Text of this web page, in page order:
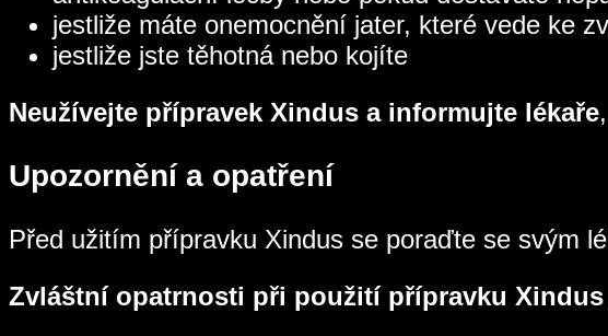
jestliže máte onemocnění jater, které vede ke
jestliže jste těhotná nebo kojíte
Neužívejte přípravek Xindus a informujte lékaře
Upozornění a opatření
Před užitím přípravku Xindus se poraďte se svým
Zvláštní opatrnosti při použití přípravku